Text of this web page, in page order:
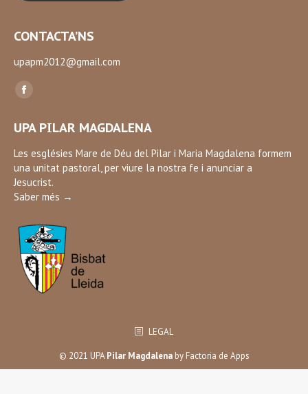
CONTACTA’NS
upapm2012@gmail.com
Find us on:
Facebook
opens
in
new
window
UPA PILAR MAGDALENA
Les esglésies Mare de Déu del Pilar i Maria Magdalena formem
una unitat pastoral, per viure la nostra fe i anunciar a
Jesucrist.
Saber més →
LEGAL
© 2021 UPAPilar Magdalenaby Factoria de Apps